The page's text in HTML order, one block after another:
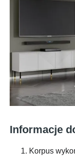
Informacje
Korpus